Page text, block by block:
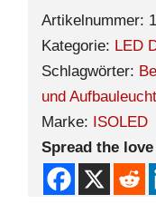
Artikelnummer:
Kategorie: LED
Schlagwörter:
und
Marke: ISOLED
Spread the love